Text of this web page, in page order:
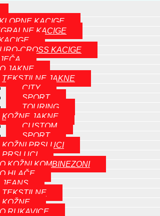
KACIGE
KACIGE
CROSS KACIGE
JAKNE
TEKSTILNE JAKNE
CITY
SPORT
TOURING
KOŽNE JAKNE
CUSTOM
SPORT
KOŽNI PRSLUCI
PRSLUCI
KOŽNI KOMBINEZONI
HLAČE
JEANS
TEKSTILNE
KOŽNE
RUKAVICE